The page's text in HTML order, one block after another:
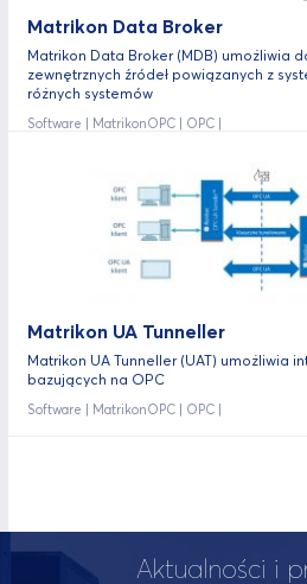
Matrikon Data Broker
Matrikon Data Broker (MDB) umożliwia
zewnętrznych źródeł powiązanych z
różnych systemów
Software | MatrikonOPC | OPC |
Matrikon UA Tunneller
Matrikon UA Tunneller (UAT) umożliwia
bazujących na OPC
Software | MatrikonOPC | OPC |
Aktualności i